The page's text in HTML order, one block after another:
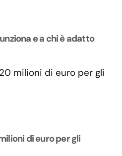
e a chi è adatto
di euro per gli